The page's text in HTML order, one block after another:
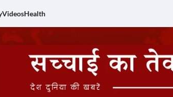
VideosHealth